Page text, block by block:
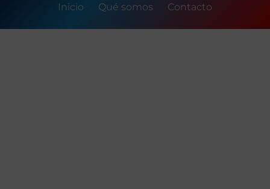
Inicio Qué somos Contacto